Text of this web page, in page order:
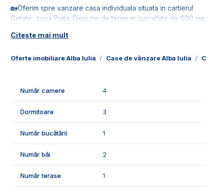
Oferte imobiliare Alba Iulia Case de vânzare Alba Iulia
🏡Oferim spre vanzare casa individuala situata in cartierul
Cetate, zona Piata. Dispune de teren in suprafata de 600 mp
curent si canalizare.
- 1 living;
- 3 dormitoare;
- 2 bai;
- 1 hol;
- 1 terasa
- pivnita.
🌡️Confortul termic va fi asigurat de centrala termica proprie,
Citește mai mult
Număr camere 4
Dormitoare 3
Număr bucătării 1
Număr băi 2
Număr terase 1